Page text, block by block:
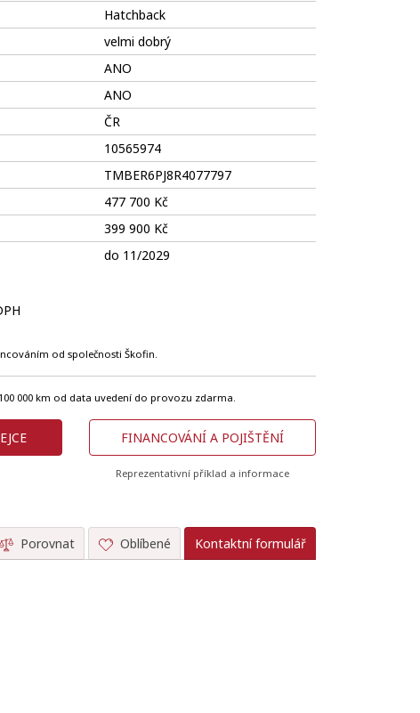
Hatchback
velmi dobrý
ANO
ANO
ČR
10565974
TMBER6PJ8R4077797
477 700 Kč
399 900 Kč
do 11/2029
od společnosti Škofin.
000 km od data uvedení do provozu zdarma.
FINANCOVÁNÍ A POJIŠTĚNÍ
Reprezentativní příklad a informace
Kontaktní formulář
Oblíbené
Porovnat